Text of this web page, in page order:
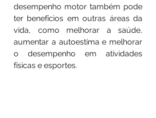
desempenho motor também pode
ter benefícios em outras áreas da
vida, como melhorar a saúde,
aumentar a autoestima e melhorar
o desempenho em atividades
físicas e esportes.